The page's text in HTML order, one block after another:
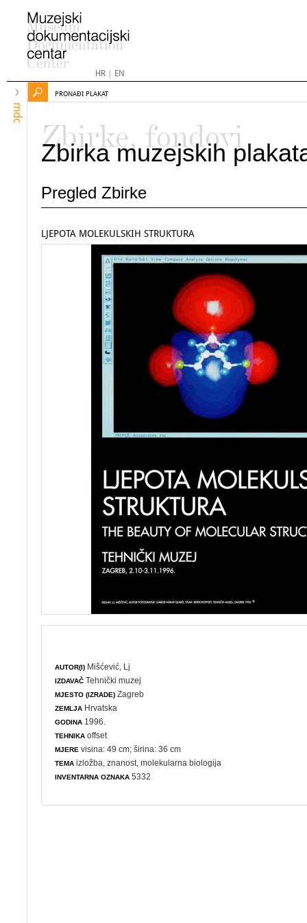
HR| EN
mdc
PRONAĐI PLAKAT
Zbirke, fondovi
Zbirka muzejskih
Pregled Zbirke
LJEPOTA MOLEKULSKIH STRUKTURA
AUTOR(I) Mišćević, Lj
IZDAVAČ Tehnički muzej
MJESTO (IZRADE) Zagreb
ZEMLJA Hrvatska
GODINA 1996.
TEHNIKA offset
MJERE visina: 49 cm; širina: 36 cm
TEMA izložba ,znanost ,molekularna biologija
INVENTARNA OZNAKA 5332